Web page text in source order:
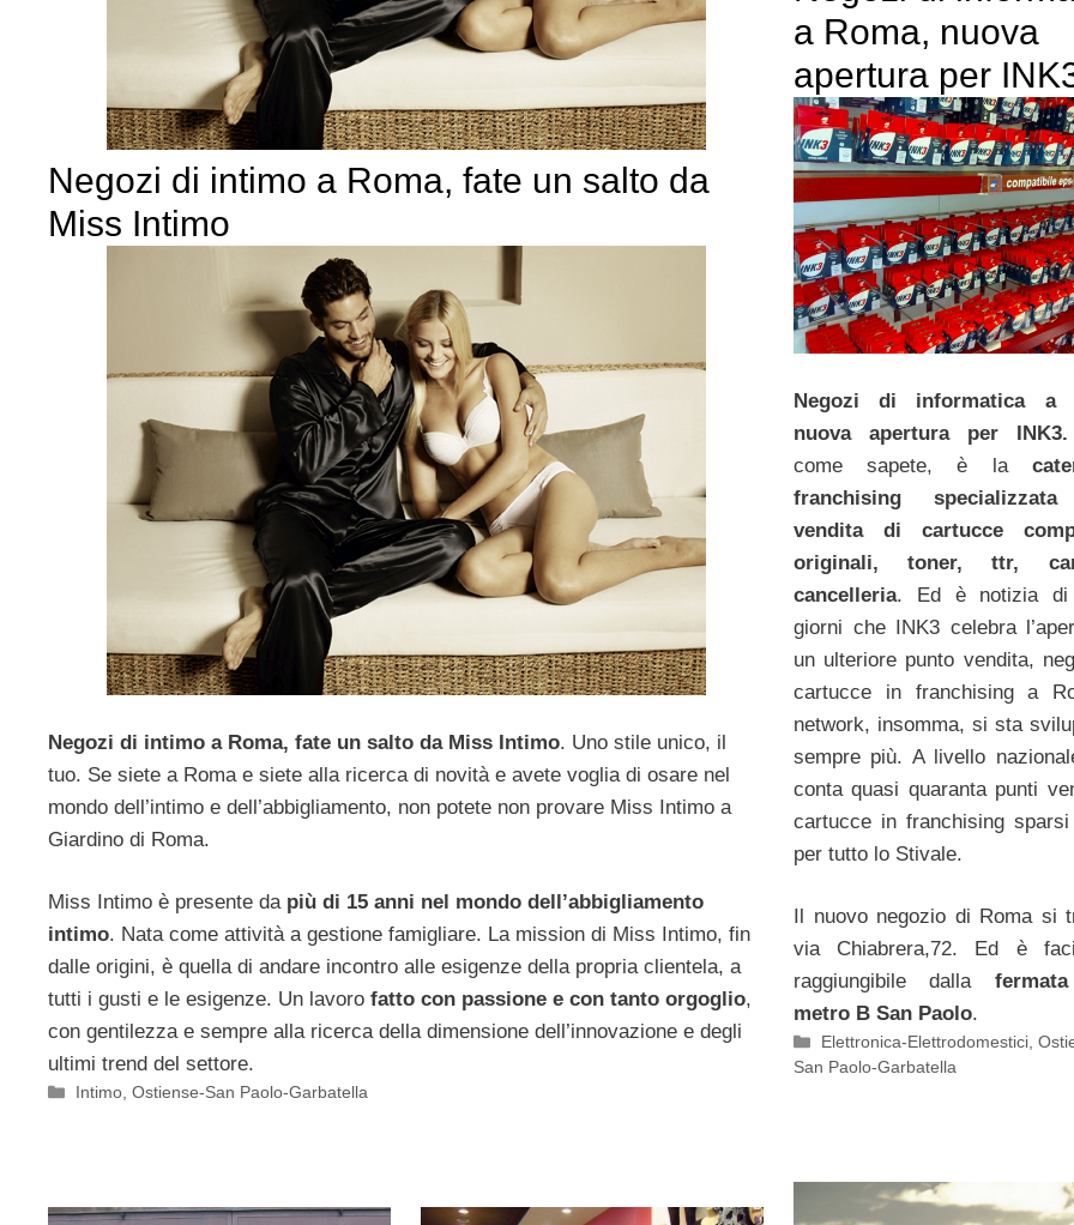
Negozi di intimo a Roma, fate un salto da
Miss Intimo
Negozi di intimo a Roma, fate un salto da Miss Intimo. Uno stile unico, il
tuo. Se siete a Roma e siete alla ricerca di novità e avete voglia di osare nel
mondo dell’intimo e dell’abbigliamento, non potete non provare Miss Intimo a
Giardino di Roma.
Miss Intimo è presente da più di 15 anni nel mondo dell’abbigliamento
intimo. Nata come attività a gestione famigliare. La mission di Miss Intimo, fin
dalle origini, è quella di andare incontro alle esigenze della propria clientela, a
tutti i gusti e le esigenze. Un lavoro fatto con passione e con tanto orgoglio,
con gentilezza e sempre alla ricerca della dimensione dell’innovazione e degli
ultimi trend del settore.
Categorie
Intimo,Ostiense-San Paolo-Garbatella
a Roma, nuova
apertura per
Negozi di informatica a
nuova apertura per INK3.
come sapete, è la
franchising
vendita di cartucce
originali, toner, ttr,
cancelleria. Ed è notizia di
giorni che INK3 celebra
un ulteriore punto vendita,
cartucce in franchising a
network, insomma, si sta
sempre più. A livello
conta quasi quaranta punti
cartucce in franchising sparsi
per tutto lo Stivale.
Il nuovo negozio di Roma si
via Chiabrera,72. Ed è
raggiungibile dalla
metro B San Paolo.
Categorie
Elettronica-Elettrodomestici,
San Paolo-Garbatella